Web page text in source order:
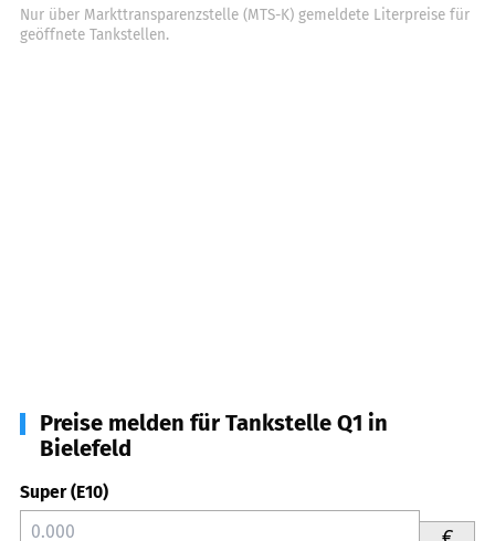
Nur über Markttransparenzstelle (MTS-K) gemeldete Literpreise für
geöffnete Tankstellen.
Preise melden für Tankstelle Q1 in
Bielefeld
Super (E10)